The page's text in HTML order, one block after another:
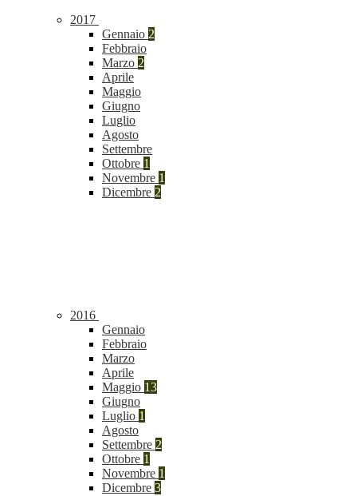
2017
Gennaio 2
Febbraio
Marzo 2
Aprile
Maggio
Giugno
Luglio
Agosto
Settembre
Ottobre 1
Novembre 1
Dicembre 2
2016
Gennaio
Febbraio
Marzo
Aprile
Maggio 13
Giugno
Luglio 1
Agosto
Settembre 2
Ottobre 1
Novembre 1
Dicembre 3